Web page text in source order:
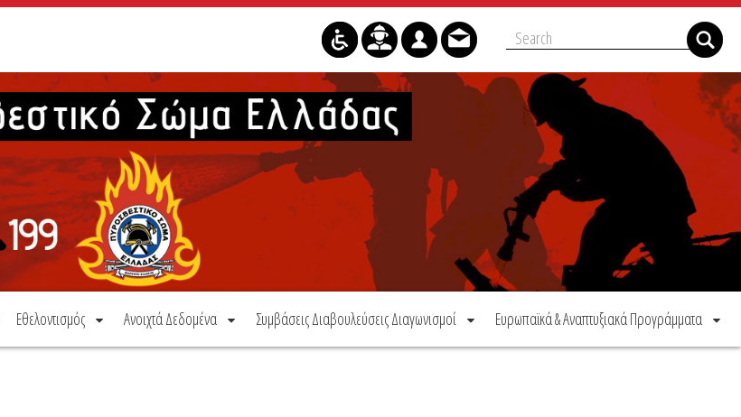
Εθελοντισμός Ανοιχτά Δεδομένα Συμβάσεις Διαβουλεύσεις Διαγωνισμοί Ευρωπαϊκά & Αναπτυξιακά Προγράμματα